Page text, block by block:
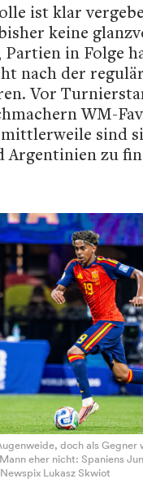
ist klar
keine
Partien in Folge
nach der
Vor
WM-
sind
Argentinien zu
doch als Gegner
eher nicht: Spaniens
Lukasz Skwiot